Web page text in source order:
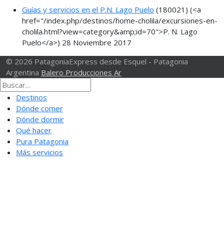
Guías y servicios en el P.N. Lago Puelo (180021) (<a
href="/index.php/destinos/home-cholila/excursiones-en-
cholila.html?view=category&amp;id=70">P. N. Lago
Puelo</a>) 28 Noviembre 2017
© 2026 PatagoniaExpress desde Esquel - Patagonia
Argentina Balero Producciones Ar
Destinos
Dónde comer
Dónde dormir
Qué hacer
Pura Patagonia
Más servicios